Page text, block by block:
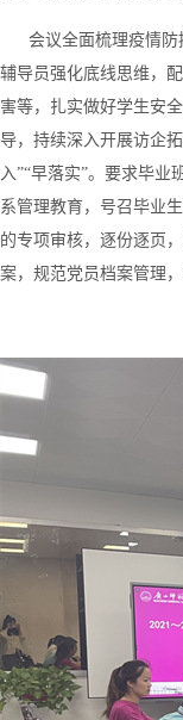
会议全面梳理疫情防
辅导员强化底线思维，
害等，扎实做好学生安
导，持续深入开展访企
入”“早落实”。要求毕
系管理教育，号召毕业
的专项审核，逐份逐页
案，规范党员档案管理